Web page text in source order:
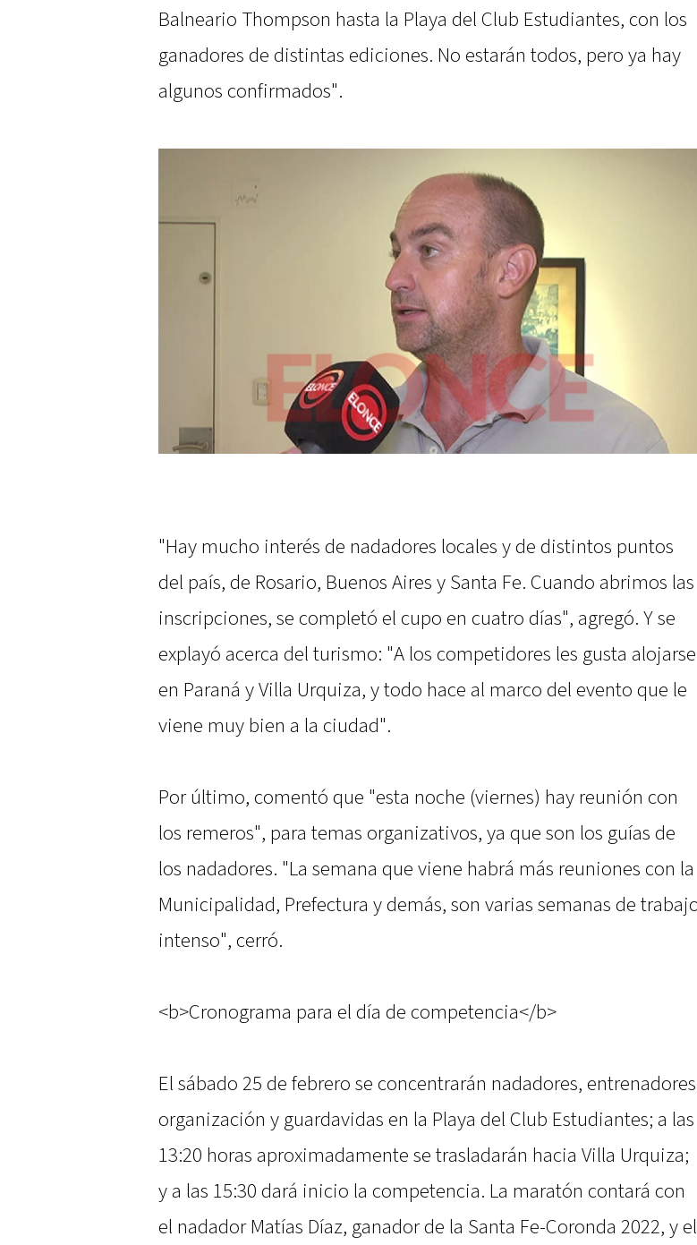
Balneario Thompson hasta la Playa del Club Estudiantes, con los
ganadores de distintas ediciones. No estarán todos, pero ya hay
algunos confirmados".
"Hay mucho interés de nadadores locales y de distintos puntos
del país, de Rosario, Buenos Aires y Santa Fe. Cuando abrimos las
inscripciones, se completó el cupo en cuatro días", agregó. Y se
explayó acerca del turismo: "A los competidores les gusta alojarse
en Paraná y Villa Urquiza, y todo hace al marco del evento que le
viene muy bien a la ciudad".
Por último, comentó que "esta noche (viernes) hay reunión con
los remeros", para temas organizativos, ya que son los guías de
los nadadores. "La semana que viene habrá más reuniones con la
Municipalidad, Prefectura y demás, son varias semanas de
intenso", cerró.
<b>Cronograma para el día de competencia</b>
El sábado 25 de febrero se concentrarán nadadores,
organización y guardavidas en la Playa del Club Estudiantes; a las
13:20 horas aproximadamente se trasladarán hacia Villa Urquiza;
y a las 15:30 dará inicio la competencia. La maratón contará con
el nadador Matías Díaz, ganador de la Santa Fe-Coronda 2022, y el